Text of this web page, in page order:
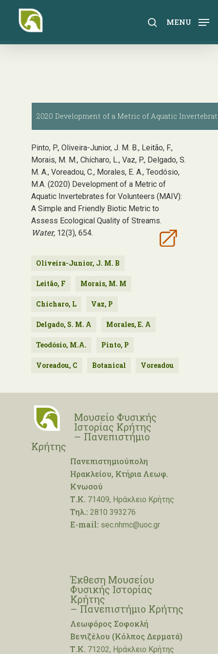
content
search
MENU
2020 Development of a Metric of Aquatic
Pinto, P., Oliveira-Junior, J. M. B., Leitão, F.,
Morais, M. M., Chícharo, L., Vaz, P., Delgado, S.
M. A., Voreadou, C., Morales, E. A., Teodósio,
M.A. (2020) Development of a Metric of
Aquatic Invertebrates for Volunteers (MAIV):
A Simple and Friendly Biotic Metric to
Assess Ecological Quality of Streams.
Water, 12(3), 654.
Oliveira-Junior, J. M. B
Leitão, F Morais, M. M
Chícharo, L Vaz, P
Delgado, S. M. A Morales, E. A
Teodósio, M.A. Pinto, P
Voreadou, C Botanical Voreadou
Μουσείο Φυσικής
Ιστορίας Κρήτης
– Πανεπιστήμιο
Κρήτης
Πανεπιστημιούπολη
Ηρακλείου, Κτήρια Λεωφ.
Κνωσού
Τ.Κ. 71409, Ηράκλειο Κρήτης
Τηλ.: 2810 393276
E-mail: sec.nhmc@uoc.gr
Έκθεση Μουσείου
Φυσικής Ιστορίας
Κρήτης
– Πανεπιστήμιο Κρήτης
Λεωφόρος Σοφοκλή
Βενιζέλου (Κόλπος Δερματά)
Τ.Κ. 71202, Ηράκλειο Κρήτης